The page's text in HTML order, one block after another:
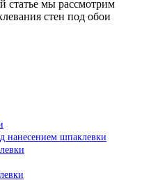
статье мы рассмотрим
стен под обои
нанесением шпаклевки